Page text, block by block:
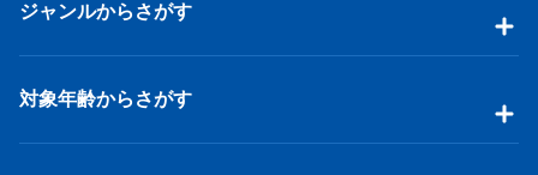
ジャンルからさがす
対象年齢からさがす